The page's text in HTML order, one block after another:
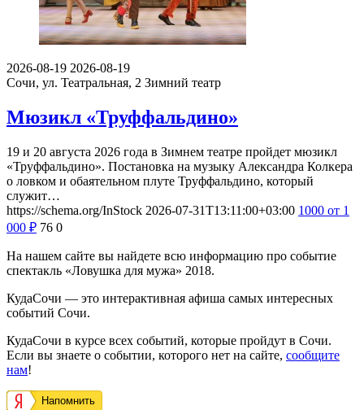
2026-08-19 2026-08-19
Сочи, ул. Театральная, 2 Зимний театр
Мюзикл «Труффальдино»
19 и 20 августа 2026 года в Зимнем театре пройдет мюзикл
«Труффальдино». Постановка на музыку Александра Колкера
о ловком и обаятельном плуте Труффальдино, который
служит…
https://schema.org/InStock 2026-07-31T13:11:00+03:00 1000 от 1
000 ₽ 76 0
На нашем сайте вы найдете всю информацию про событие
спектакль «Ловушка для мужа» 2018.
КудаСочи — это интерактивная афиша самых интересных
событий Сочи.
КудаСочи в курсе всех событий, которые пройдут в Сочи.
Если вы знаете о событии, которого нет на сайте, сообщите
нам!
Напомнить